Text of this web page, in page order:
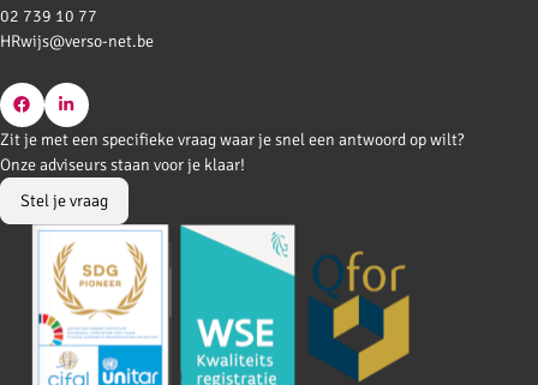
02 739 10 77
HRwijs@verso-net.be
Go
to
Facebook
Go
to
LinkedIn
Zit je met een specifieke vraag waar je snel een antwoord op wilt?
Onze adviseurs staan voor je klaar!
Stel je vraag